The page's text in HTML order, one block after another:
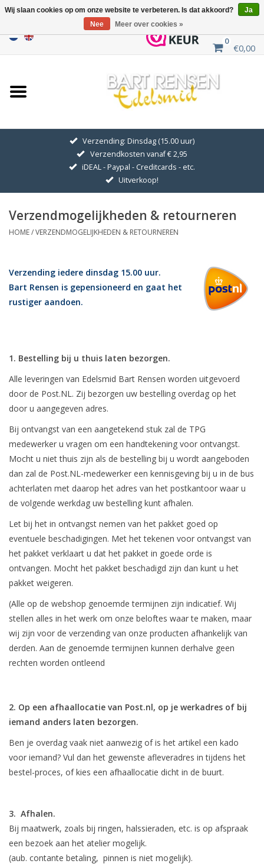
0
€0,00
Home
Uitverkoop
GOUDEN SYMBOLEN
Hanger Kettingen
Oorhangers
Blog
Verzending: Dinsdag (15.00 uur)
Verzendkosten vanaf € 2,95
iDEAL - Paypal - Creditcards - etc.
Uitverkoop!
Verzendmogelijkheden & retourneren
HOME/VERZENDMOGELIJKHEDEN & RETOURNEREN
Verzending iedere dinsdag 15.00 uur.
Bart Rensen is gepensioneerd en gaat het
rustiger aandoen.
1. Bestelling bij u thuis laten bezorgen.
Alle leveringen van Edelsmid Bart Rensen worden uitgevoerd
door de Post.NL. Zij bezorgen uw bestelling overdag op het
door u aangegeven adres.
Bij ontvangst van een aangetekend stuk zal de TPG
medewerker u vragen om een handtekening voor ontvangst.
Mocht u niet thuis zijn als de bestelling bij u wordt aangeboden
dan zal de Post.NL-medewerker een kennisgeving bij u in de bus
achterlaten met daarop het adres van het postkantoor waar u
de volgende werkdag uw bestelling kunt afhalen.
Let bij het in ontvangst nemen van het pakket goed op
eventuele beschadigingen. Met het tekenen voor ontvangst van
het pakket verklaart u dat het pakket in goede orde is
ontvangen. Mocht het pakket beschadigd zijn dan kunt u het
pakket weigeren.
(Alle op de webshop genoemde termijnen zijn indicatief. Wij
stellen alles in het werk om onze beloftes waar te maken, maar
wij zijn voor de verzending van onze producten afhankelijk van
derden. Aan de genoemde termijnen kunnen derhalve geen
rechten worden ontleend
2. Op een afhaallocatie van Post.nl, op je werkadres of bij
iemand anders laten bezorgen.
Ben je overdag vaak niet aanwezig of is het artikel een kado
voor iemand? Vul dan het gewenste afleveradres in tijdens het
bestel-proces, of kies een afhaallocatie dicht in de buurt.
3. Afhalen.
Bij maatwerk, zoals bij ringen, halssieraden, etc. is op afspraak
een bezoek aan het atelier mogelijk.
(aub. contante betaling, pinnen is niet mogelijk).
Wij slaan cookies op om onze website te verbeteren. Is dat akkoord?
Ja
Nee
Meer over cookies »